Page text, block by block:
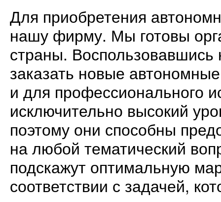
Для приобретения
нашу фирму. Мы готовы
страны.
заказать новые
и для профессионального
исключительно высокий
поэтому они способны
на любой тематический
подскажут оптимальную
соответствии с задачей,